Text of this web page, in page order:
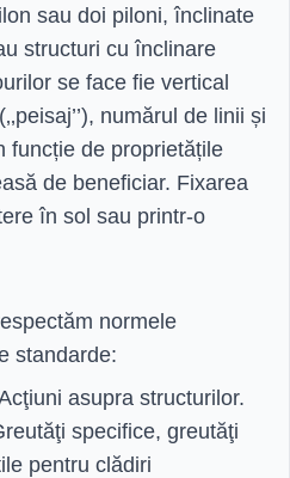
sau doi piloni, înclinate
structuri cu înclinare
se face fie vertical
numărul de linii și
funcție de proprietățile
de beneficiar. Fixarea
în sol sau printr-o
normele
standarde:
asupra structurilor.
specifice, greutăţi
pentru clădiri